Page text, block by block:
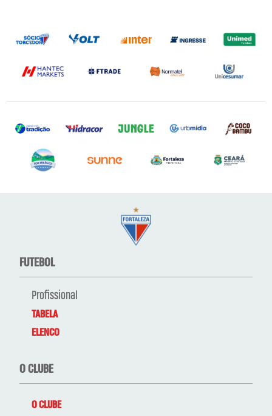
FUTEBOL
Profissional
TABELA
ELENCO
O CLUBE
O CLUBE